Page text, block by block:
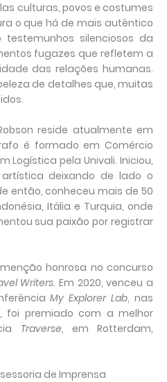
culturas, povos e costumes
o que há de mais autêntico
silenciosos da
fugazes que refletem a
das relações humanas.
de detalhes que, muitas
reside atualmente em
é formado em Comércio
Logística pela Univali. Iniciou,
deixando de lado o
então, conheceu mais de 50
Itália e Turquia, onde
sua paixão por registrar
menção honrosa no concurso
Writers. Em 2020, venceu a
My Explorer Lab, nas
foi premiado com a melhor
Traverse, em Rotterdam,
de Imprensa